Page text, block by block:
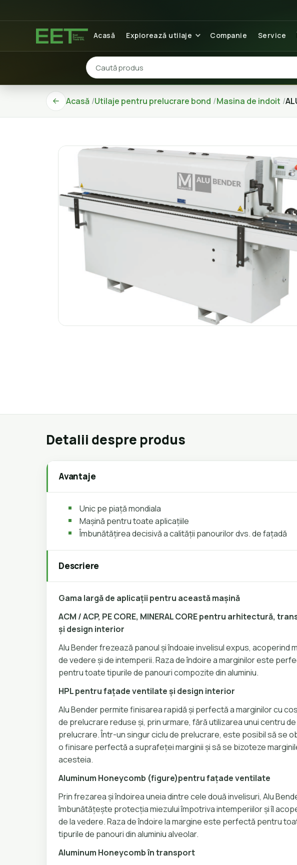
Acasă Explorează utilaje Companie Service
Acasă Utilaje pentru prelucrare bond Masina de indoit
Detalii despre produs
Avantaje
Unic pe piață mondiala
Mașină pentru toate aplicațiile
Îmbunătățirea decisivă a calității panourilor dvs. de fațadă
Descriere
Gama largă de aplicații pentru această mașină
ACM / ACP, PE CORE, MINERAL CORE pentru arhitectură,
și design interior
Alu Bender frezează panoul și îndoaie invelisul expus, acoperind
de vedere și de intemperii.Raza de îndoire a marginilor este
pentru toate tipurile de panouri compozite din aluminiu.
HPL pentru fațade ventilate și design interior
Alu Bender permite finisarea rapidă și perfectă a marginilor cu
de prelucrare reduse și, prin urmare, fără utilizarea unui centru de
prelucrare. Într-un singur ciclu de prelucrare, este posibil să se
o finisare perfectă a suprafeței marginii și să se bizoteze
acesteia.
Aluminum Honeycomb (figure)pentru fațade ventilate
Prin frezarea și îndoirea uneia dintre cele două invelisuri, Alu
îmbunătățește protecția miezului împotriva intemperiilor și îl
de la vedere. Raza de îndoire la margine este perfectă pentru
tipurile de panouri din aluminiu alveolar.
Aluminum Honeycomb în transport